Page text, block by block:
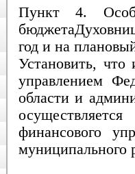
Пункт 4.
год и на
Установить, что
управлением
области и
финансового
муниципального